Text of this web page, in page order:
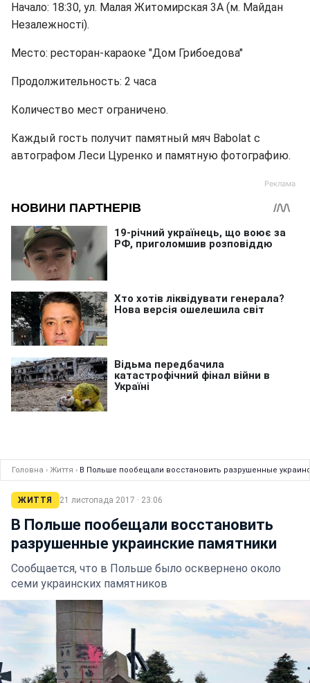
Начало: 18:30, ул. Малая Житомирская 3А (м. Майдан
Незалежності).
Место: ресторан-караоке "Дом Грибоедова"
Продолжительность: 2 часа
Количество мест ограничено.
Каждый гость получит памятный мяч Babolat с
автографом Леси Цуренко и памятную фотографию.
Головна › Життя › В Польше пообещали восстановить разрушенные
ЖИТТЯ 21 листопада 2017 · 23:06
В Польше пообещали восстановить
разрушенные украинские памятники
Сообщается, что в Польше было осквернено около
семи украинских памятников